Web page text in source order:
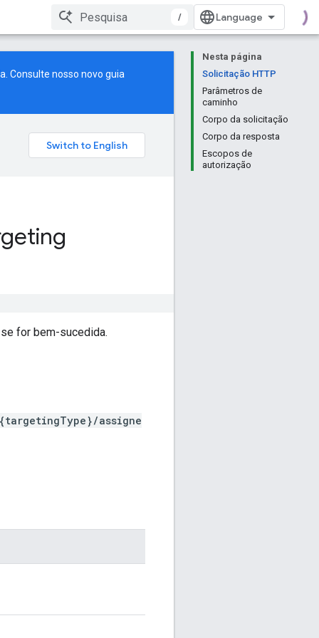
/
Nesta página
Solicitação HTTP
Parâmetros de
caminho
Corpo da solicitação
Corpo da resposta
Escopos de
autorização
Consulte nosso novo guia
for bem-sucedida.
assigne